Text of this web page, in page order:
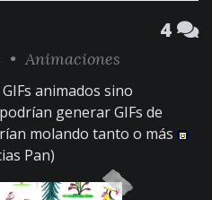
4
• Animaciones
animados sino
generar GIFs de
molando tanto o más
Pan)